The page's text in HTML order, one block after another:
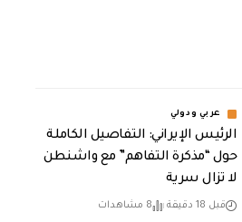
عربي ودولي
الرئيس الإيراني: التفاصيل الكاملة
حول “مذكرة التفاهم” مع واشنطن
لا تزال سرية
قبل 18 دقيقة 8 مشاهدات